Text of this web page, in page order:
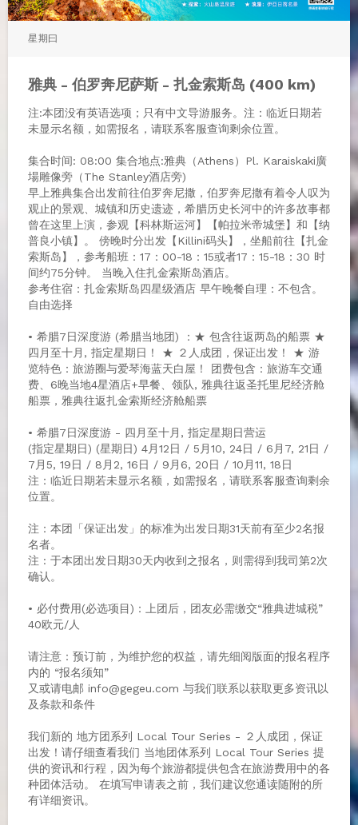
星期曰
雅典 - 伯罗奔尼萨斯 - 扎金索斯岛 (400 km)
注:本团没有英语选项；只有中文导游服务。注：临近日期若
未显示名额，如需报名，请联系客服查询剩余位置。
集合时间: 08:00 集合地点:雅典（Athens）Pl. Karaiskaki廣
場雕像旁（The Stanley酒店旁)
早上雅典集合出发前往伯罗奔尼撒，伯罗奔尼撒有着令人叹为
观止的景观、城镇和历史遗迹，希腊历史长河中的许多故事都
曾在这里上演，参观【科林斯运河】【帕拉米帝城堡】和【纳
普良小镇】。 傍晚时分出发【Killini码头】，坐船前往【扎金
索斯岛】，参考船班：17：00-18：15或者17：15-18：30 时
间约75分钟。 当晚入住扎金索斯岛酒店。
参考住宿：扎金索斯岛四星级酒店 早午晚餐自理：不包含。
自由选择
• 希腊7日深度游 (希腊当地团) ：★ 包含往返两岛的船票 ★
四月至十月, 指定星期日！ ★ ２人成团，保证出发！ ★ 游
览特色：旅游圈与爱琴海蓝天白屋！ 团费包含：旅游车交通
费、6晚当地4星酒店+早餐、领队, 雅典往返圣托里尼经济舱
船票，雅典往返扎金索斯经济舱船票
• 希腊7日深度游 - 四月至十月, 指定星期日营运
(指定星期日) (星期日) 4月12日 / 5月10, 24日 / 6月7, 21日 /
7月5, 19日 / 8月2, 16日 / 9月6, 20日 / 10月11, 18日
注：临近日期若未显示名额，如需报名，请联系客服查询剩余
位置。
注：本团「保证出发」的标准为出发日期31天前有至少2名报
名者。
注 : 于本团出发日期30天内收到之报名，则需得到我司第2次
确认。
• 必付费用(必选项目)：上团后，团友必需缴交“雅典进城税”
40欧元/人
请注意：预订前，为维护您的权益，请先细阅版面的报名程序
内的 “报名须知”
又或请电邮 info@gegeu.com 与我们联系以获取更多资讯以
及条款和条件
我们新的 地方团系列 Local Tour Series - ２人成团，保证
出发！请仔细查看我们 当地团体系列 Local Tour Series 提
供的资讯和行程，因为每个旅游都提供包含在旅游费用中的各
种团体活动。 在填写申请表之前，我们建议您通读随附的所
有详细资讯。